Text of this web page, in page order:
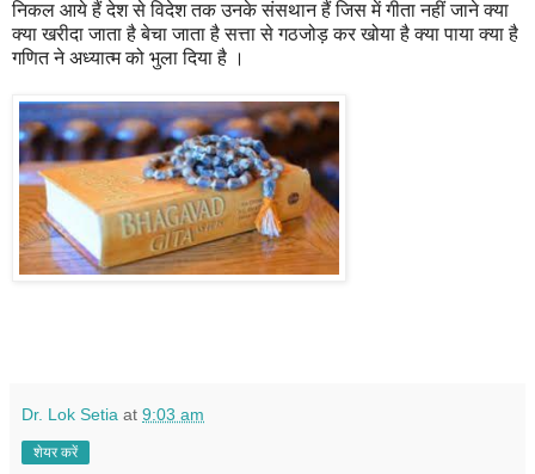
निकल आये हैं देश से विदेश तक उनके संसथान हैं जिस में गीता नहीं जाने क्या
क्या खरीदा जाता है बेचा जाता है सत्ता से गठजोड़ कर खोया है क्या पाया क्या है
गणित ने अध्यात्म को भुला दिया है ।
Dr. Lok Setia at 9:03 am
शेयर करें